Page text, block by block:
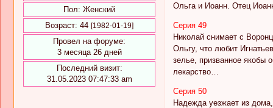
Пол: Женский
Возраст: 44 [1982-01-19]
Провел на форуме:
3 месяца 26 дней
Последний визит:
31.05.2023 07:47:33 am
Ольга и Иоанн. Отец
Серия 49
Николай снимает с
Ольгу, что любит
зелье, призванное якобы
лекарство…
Серия 50
Надежда уезжает из